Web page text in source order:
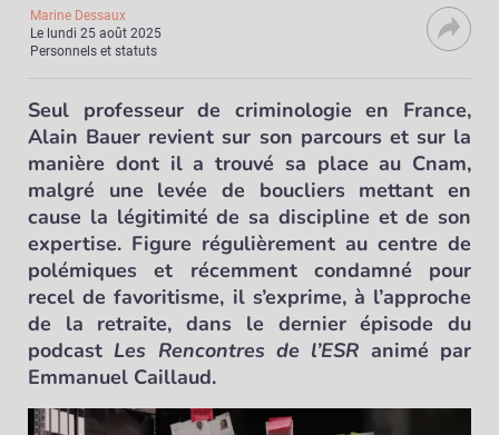
Marine Dessaux
Le lundi 25 août 2025
Personnels et statuts
Seul professeur de criminologie en France,
Alain Bauer revient sur son parcours et sur la
manière dont il a trouvé sa place au Cnam,
malgré une levée de boucliers mettant en
cause la légitimité de sa discipline et de son
expertise. Figure régulièrement au centre de
polémiques et récemment condamné pour
recel de favoritisme, il s’exprime, à l’approche
de la retraite, dans le dernier épisode du
podcast Les Rencontres de l’ESR animé par
Emmanuel Caillaud.